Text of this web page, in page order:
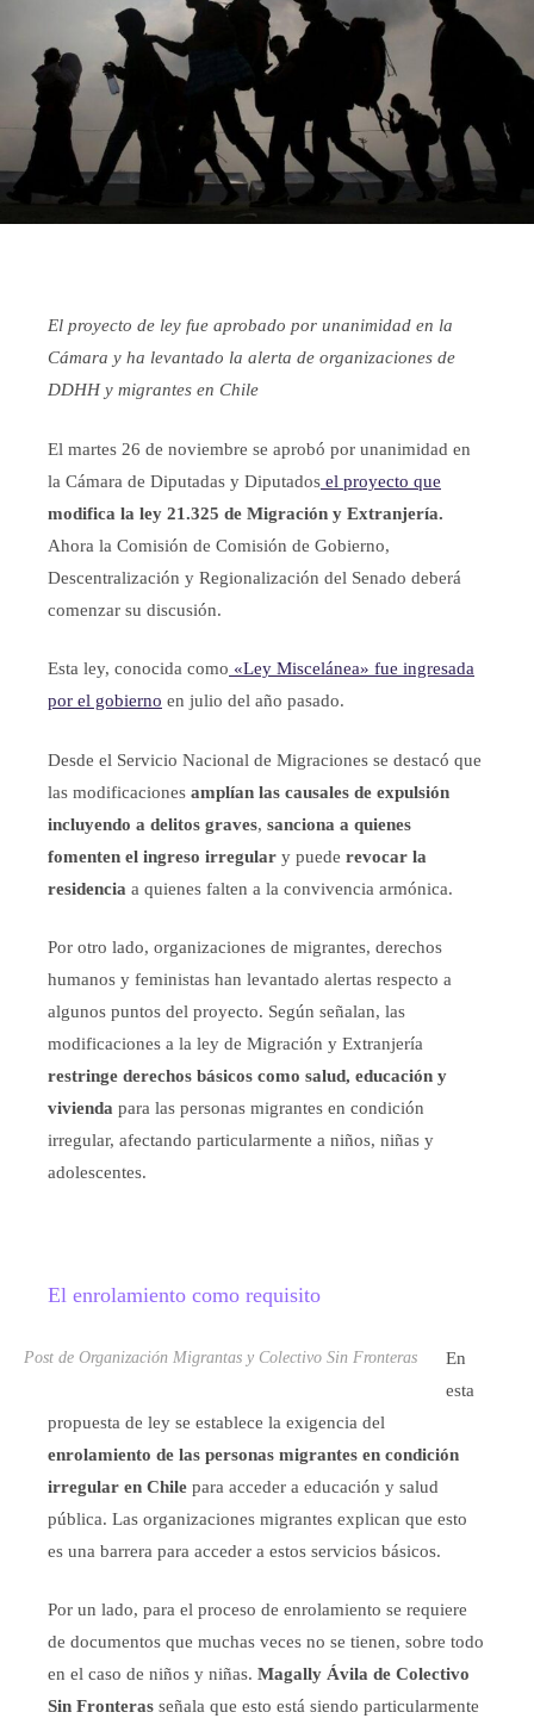
El proyecto de ley fue aprobado por unanimidad en la
Cámara y ha levantado la alerta de organizaciones de
DDHH y migrantes en Chile
El martes 26 de noviembre se aprobó por unanimidad en
la Cámara de Diputadas y Diputados el proyecto que
modifica la ley 21.325 de Migración y Extranjería.
Ahora la Comisión de Comisión de Gobierno,
Descentralización y Regionalización del Senado deberá
comenzar su discusión.
Esta ley, conocida como «Ley Miscelánea» fue ingresada
por el gobierno en julio del año pasado.
Desde el Servicio Nacional de Migraciones se destacó que
las modificaciones amplían las causales de expulsión
incluyendo a delitos graves, sanciona a quienes
fomenten el ingreso irregular y puede revocar la
residencia a quienes falten a la convivencia armónica.
Por otro lado, organizaciones de migrantes, derechos
humanos y feministas han levantado alertas respecto a
algunos puntos del proyecto. Según señalan, las
modificaciones a la ley de Migración y Extranjería
restringe derechos básicos como salud, educación y
vivienda para las personas migrantes en condición
irregular, afectando particularmente a niños, niñas y
adolescentes.
El enrolamiento como requisito
Post de Organización Migrantas y Colectivo Sin Fronteras
En
esta
propuesta de ley se establece la exigencia del
enrolamiento de las personas migrantes en condición
irregular en Chile para acceder a educación y salud
pública. Las organizaciones migrantes explican que esto
es una barrera para acceder a estos servicios básicos.
Por un lado, para el proceso de enrolamiento se requiere
de documentos que muchas veces no se tienen, sobre todo
en el caso de niños y niñas. Magally Ávila de Colectivo
Sin Fronteras señala que esto está siendo particularmente